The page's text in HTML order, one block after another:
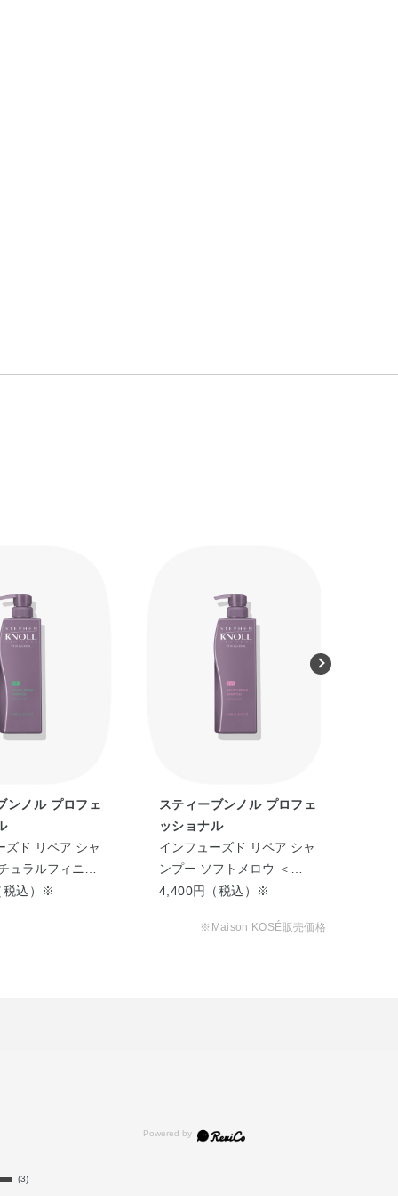
ンノル プロフェ
ズド リペア シャ
ュラルフィニッ
＞
税込）※
スティーブンノル プロフェ
ッショナル
インフューズド リペア シャ
ンプー ソフトメロウ ＜
600mL＞
4,400円（税込）※
※Maison KOSÉ販売価格
(3)